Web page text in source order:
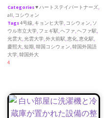
Categories♥ ハートステイパートナーズ,
all, コシウォン
Tags4号線, キョンヒ大学, コシウォン, ソ
ウル市立大学, フェギ駅,ヘファ,ヘファ駅,
光雲大,光雲大学,外大前駅,恵化,恵化駅,
慶熙大,短期,韓国コシウォン,韓国外国語
大学,韓国外大
4